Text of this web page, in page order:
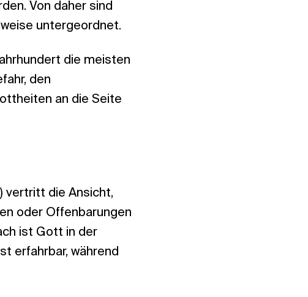
Von daher sind
untergeordnet.
die meisten
den
an die Seite
vertritt die Ansicht,
oder Offenbarungen
ist Gott in der
erfahrbar, während